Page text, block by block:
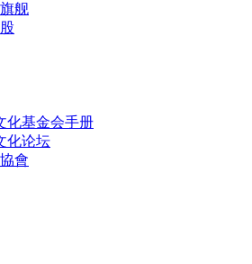
舰
化基金会手册
化论坛
會